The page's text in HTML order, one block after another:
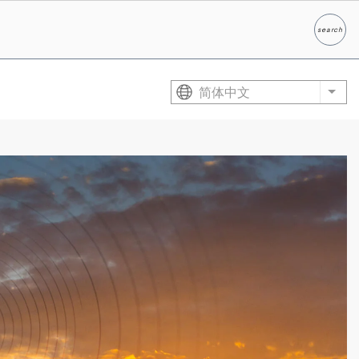
searchSearch
简体中文 List